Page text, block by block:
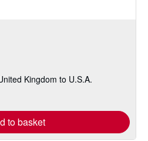
Kingdom to U.S.A.
to basket